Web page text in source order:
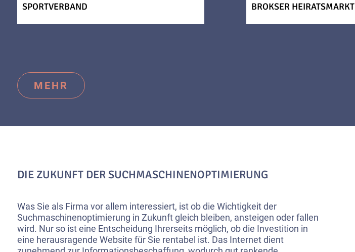
SPORTVERBAND
BROKSER HEIRATSMARKT
MEHR
DIE ZUKUNFT DER SUCHMASCHINENOPTIMIERUNG
Was Sie als Firma vor allem interessiert, ist ob die Wichtigkeit der
Suchmaschinenoptimierung in Zukunft gleich bleiben, ansteigen oder fallen
wird. Nur so ist eine Entscheidung Ihrerseits möglich, ob die Investition in
eine herausragende Website für Sie rentabel ist. Das Internet dient